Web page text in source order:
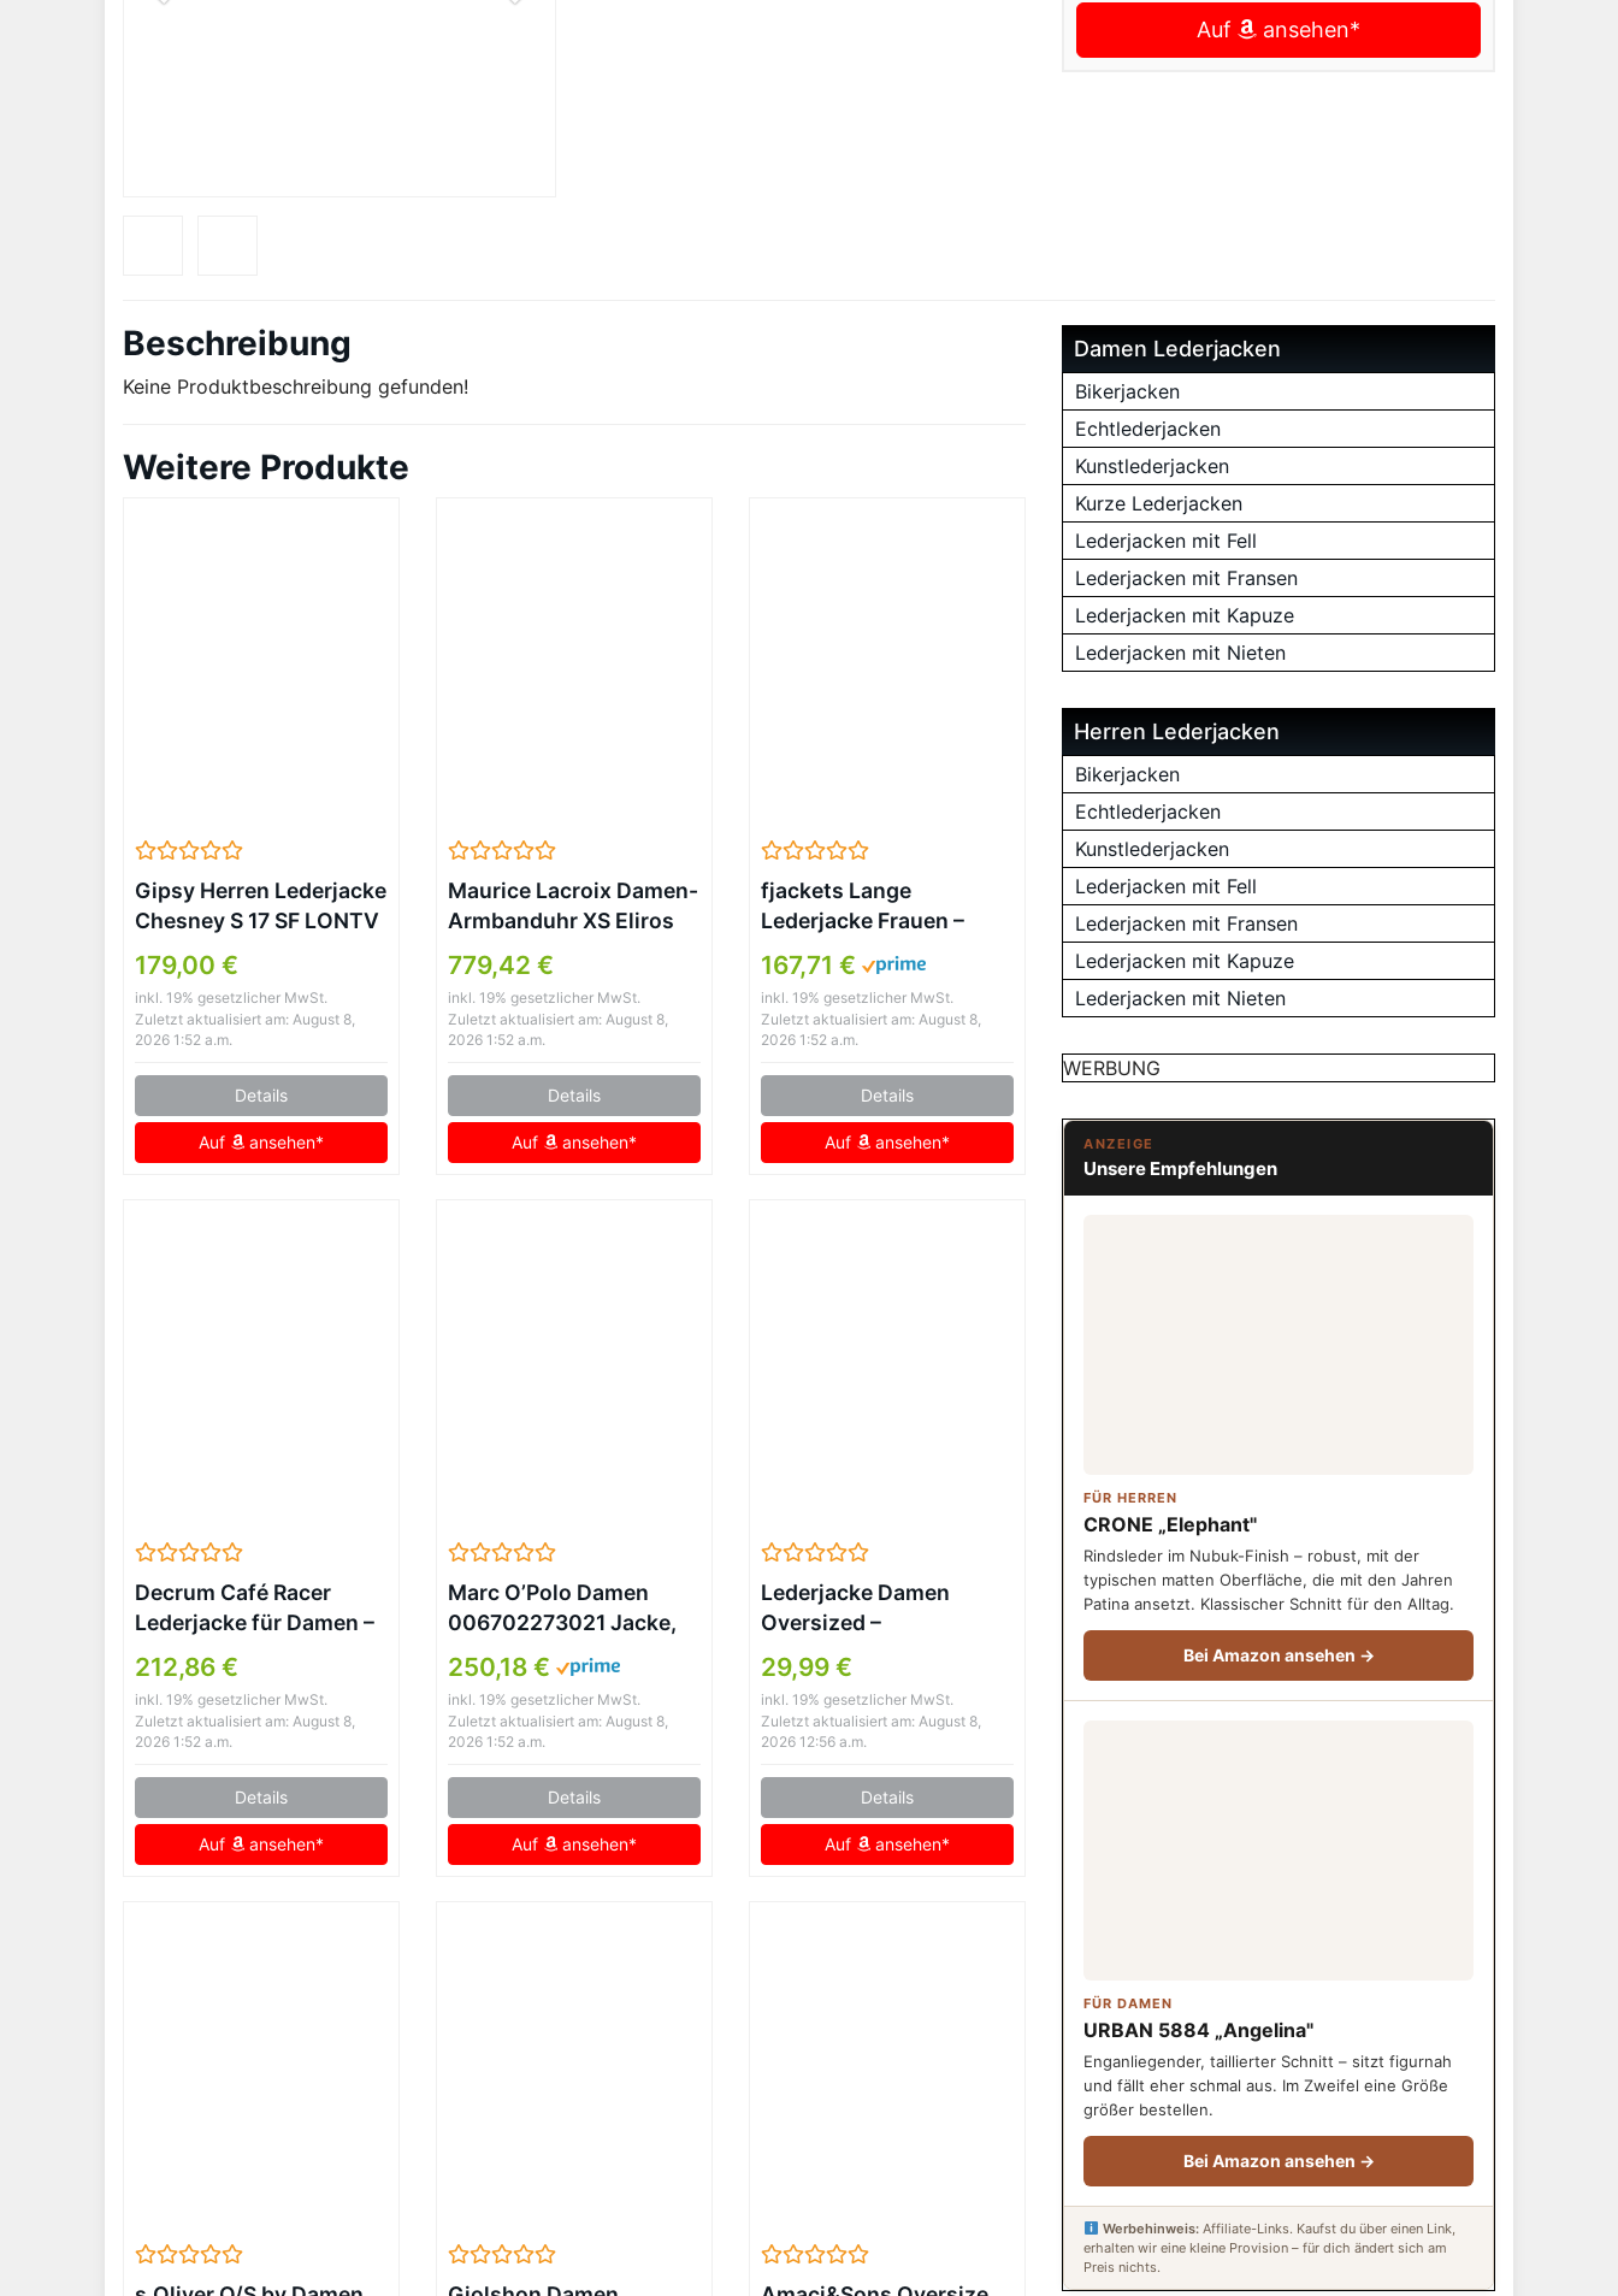
Auf ansehen*
Beschreibung
Keine Produktbeschreibung gefunden!
Weitere Produkte
Gipsy Herren Lederjacke
Chesney S 17 SF LONTV
antrazit (XXL)
179,00 €
inkl. 19% gesetzlicher MwSt.
Zuletzt aktualisiert am: August 8,
2026 1:52 a.m.
Details
Auf ansehen*
Maurice Lacroix Damen-
Armbanduhr XS Eliros
Analog Quarz Leder
EL1084-SS001-310
779,42 €
inkl. 19% gesetzlicher MwSt.
Zuletzt aktualisiert am: August 8,
2026 1:52 a.m.
Details
Auf ansehen*
fjackets Lange
Lederjacke Frauen –
Echtes Lammfell Leder
Motorradjacke & Mäntel
für Damen, Victoria
Brown, L
167,71 €
inkl. 19% gesetzlicher MwSt.
Zuletzt aktualisiert am: August 8,
2026 1:52 a.m.
Details
Auf ansehen*
Decrum Café Racer
Lederjacke für Damen –
Lammleder, Schwarz
212,86 €
inkl. 19% gesetzlicher MwSt.
Zuletzt aktualisiert am: August 8,
2026 1:52 a.m.
Details
Auf ansehen*
Marc O’Polo Damen
006702273021 Jacke,
Schwarz (Black 990),
(Herstellergröße: 42)
250,18 €
inkl. 19% gesetzlicher MwSt.
Zuletzt aktualisiert am: August 8,
2026 1:52 a.m.
Details
Auf ansehen*
Lederjacke Damen
Oversized –
Motorradjacke
Lederoptik
Softshelljacke
Winddicht
Übergangsjacke
Reverskragen
Sweatjacke Hip Hop
Bikejacke Festlich
29,99 €
inkl. 19% gesetzlicher MwSt.
Zuletzt aktualisiert am: August 8,
2026 12:56 a.m.
Details
Auf ansehen*
Damen Lederjacken
Bikerjacken
Echtlederjacken
Kunstlederjacken
Kurze Lederjacken
Lederjacken mit Fell
Lederjacken mit Fransen
Lederjacken mit Kapuze
Lederjacken mit Nieten
Herren Lederjacken
Bikerjacken
Echtlederjacken
Kunstlederjacken
Lederjacken mit Fell
Lederjacken mit Fransen
Lederjacken mit Kapuze
Lederjacken mit Nieten
WERBUNG
ANZEIGE
Unsere Empfehlungen
FÜR HERREN
CRONE „Elephant"
Rindsleder im Nubuk-Finish – robust, mit der
typischen matten Oberfläche, die mit den Jahren
Patina ansetzt. Klassischer Schnitt für den Alltag.
Bei Amazon ansehen →
FÜR DAMEN
URBAN 5884 „Angelina"
Enganliegender, taillierter Schnitt – sitzt figurnah
und fällt eher schmal aus. Im Zweifel eine Größe
größer bestellen.
Bei Amazon ansehen →
Werbehinweis:Affiliate-Links. Kaufst du über einen Link,
erhalten wir eine kleine Provision – für dich ändert sich am
Preis nichts.